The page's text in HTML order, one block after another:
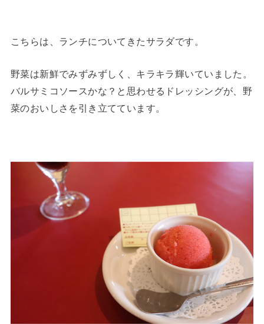
こちらは、ランチについてきたサラダです。
野菜は新鮮でみずみずしく、キラキラ輝いていました。
バルサミコソースかな？と思わせるドレッシングが、野
菜のおいしさを引き立てています。